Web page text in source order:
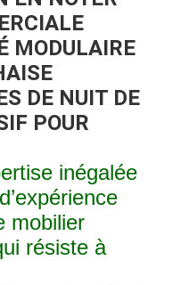
MODULAIRE
DE NUIT DE
POUR
inégalée
mobilier
résiste à